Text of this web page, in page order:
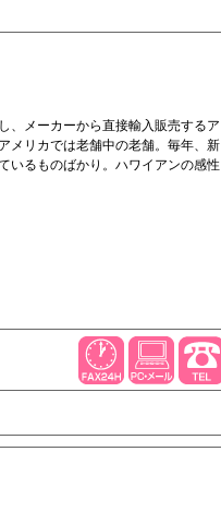
、メーカーから直接輸入販売するア
メリカでは老舗中の老舗。毎年、新
いるものばかり。ハワイアンの感性